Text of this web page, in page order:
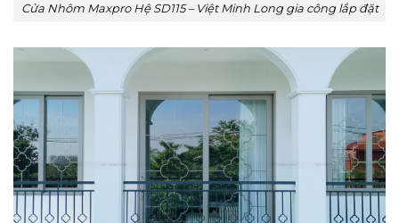
Cửa Nhôm Maxpro Hệ SD115 – Việt Minh Long gia công lắp đặt